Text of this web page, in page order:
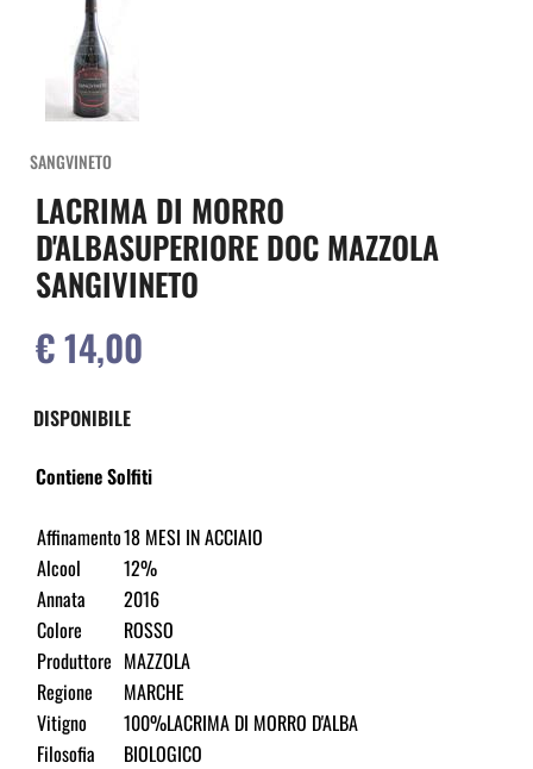
SANGVINETO
LACRIMA DI MORRO
D'ALBASUPERIORE DOC MAZZOLA
SANGIVINETO
€ 14,00
DISPONIBILE
Contiene Solfiti
Affinamento18 MESI IN ACCIAIO
Alcool
12%
Annata
2016
Colore
ROSSO
Produttore MAZZOLA
Regione
MARCHE
Vitigno
100%LACRIMA DI MORRO D'ALBA
Filosofia
BIOLOGICO